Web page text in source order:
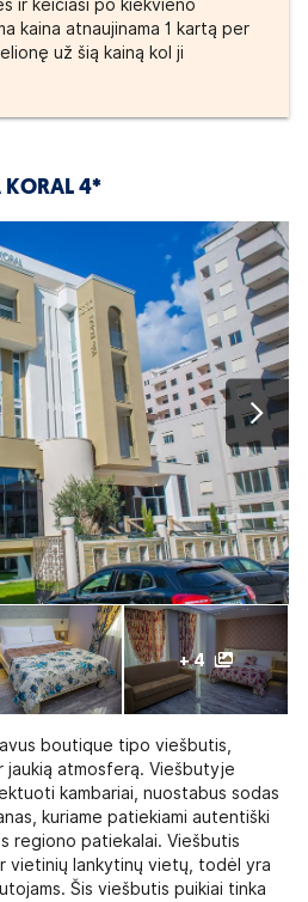
ir keičiasi po kiekvieno
kaina atnaujinama 1 kartą per
už šią kainą kol ji
KORAL 4*
+ 4
boutique tipo viešbutis,
jaukią atmosferą. Viešbutyje
kambariai, nuostabus sodas
kuriame patiekiami autentiški
regiono patiekalai. Viešbutis
vietinių lankytinų vietų, todėl yra
Šis viešbutis puikiai tinka